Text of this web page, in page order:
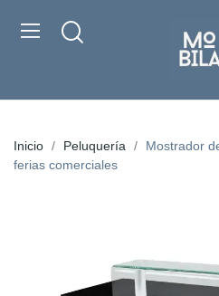
Inicio Peluquería
Mostrador
ferias comerciales